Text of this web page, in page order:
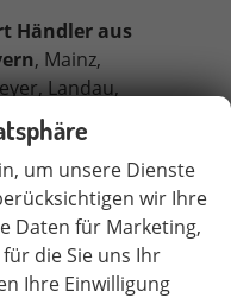
Händler aus
, Mainz,
Landau,
Umkreis von 50km
(Hauptbahnhof
A6 Abfahrt
um unsere Dienste
wir Ihre
Daten für Marketing,
die Sie uns Ihr
Ihre Einwilligung